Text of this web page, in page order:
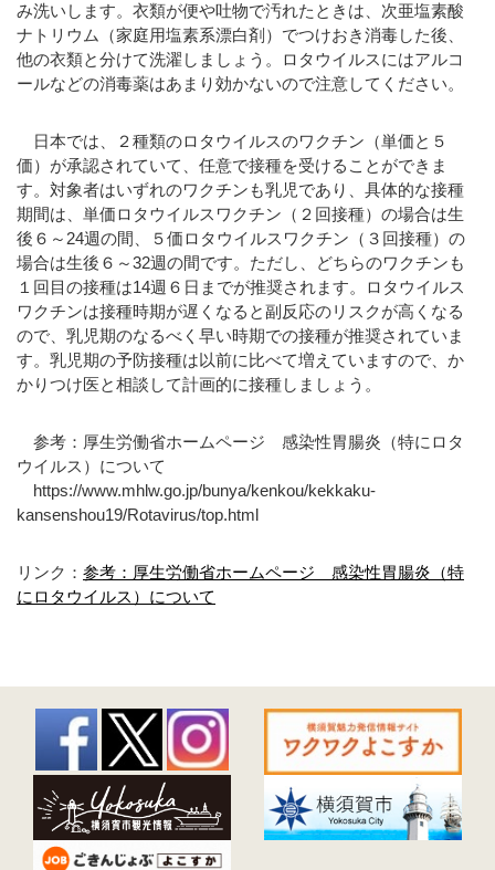
み洗いします。衣類が便や吐物で汚れたときは、次亜塩素酸
ナトリウム（家庭用塩素系漂白剤）でつけおき消毒した後、
他の衣類と分けて洗濯しましょう。ロタウイルスにはアルコ
ールなどの消毒薬はあまり効かないので注意してください。
日本では、２種類のロタウイルスのワクチン（単価と５
価）が承認されていて、任意で接種を受けることができま
す。対象者はいずれのワクチンも乳児であり、具体的な接種
期間は、単価ロタウイルスワクチン（２回接種）の場合は生
後６～24週の間、５価ロタウイルスワクチン（３回接種）の
場合は生後６～32週の間です。ただし、どちらのワクチンも
１回目の接種は14週６日までが推奨されます。ロタウイルス
ワクチンは接種時期が遅くなると副反応のリスクが高くなる
ので、乳児期のなるべく早い時期での接種が推奨されていま
す。乳児期の予防接種は以前に比べて増えていますので、か
かりつけ医と相談して計画的に接種しましょう。
参考：厚生労働省ホームページ 感染性胃腸炎（特にロタ
ウイルス）について
https://www.mhlw.go.jp/bunya/kenkou/kekkaku-
kansenshou19/Rotavirus/top.html
リンク： 参考：厚生労働省ホームページ 感染性胃腸炎（特
にロタウイルス）について